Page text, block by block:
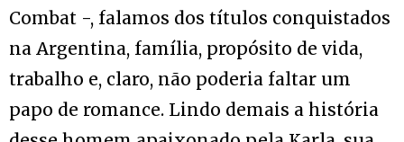
Combat -, falamos dos títulos conquistados
na Argentina, família, propósito de vida,
trabalho e, claro, não poderia faltar um
papo de romance. Lindo demais a história